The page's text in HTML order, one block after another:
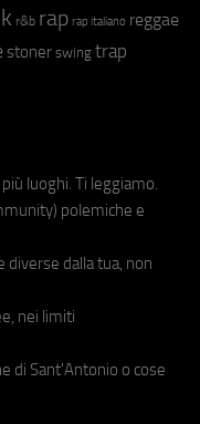
r&b rap rap italiano reggae
stoner swing trap
luoghi. Ti leggiamo.
polemiche e
diverse dalla tua, non
nei limiti
di Sant'Antonio o cose